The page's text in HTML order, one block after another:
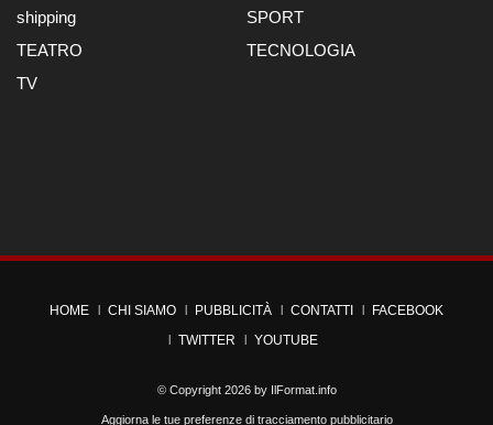
shipping
SPORT
TEATRO
TECNOLOGIA
TV
HOME CHI SIAMO PUBBLICITÀ CONTATTI
FACEBOOK
TWITTER
YOUTUBE
© Copyright 2026 by IlFormat.info
Aggiorna le tue preferenze di tracciamento pubblicitario